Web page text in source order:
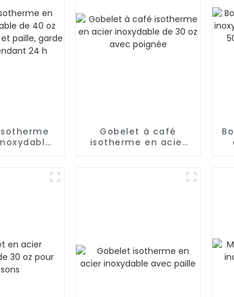
Gobelet à café
isotherme en acier